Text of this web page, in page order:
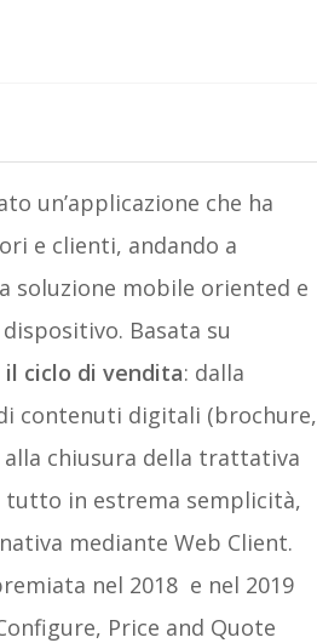
un’applicazione che ha
e clienti, andando a
soluzione mobile oriented e
Basata su
ciclo di vendita: dalla
contenuti digitali (brochure,
alla chiusura della trattativa
tutto in estrema semplicità,
mediante Web Client.
nel 2018 e nel 2019
Price and Quote